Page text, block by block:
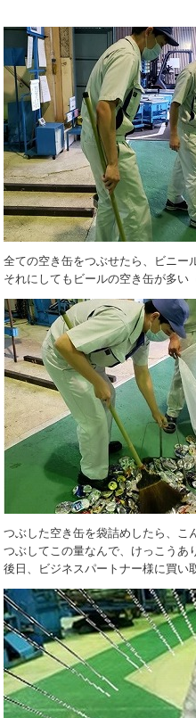
全ての空き缶をつぶせたら、ビニー
それにしてもビールの空き缶が多い
つぶした空き缶を袋詰めしたら、こ
つぶしてこの量なんで、けっこうあ
後日、ビジネスパートナー様に買い